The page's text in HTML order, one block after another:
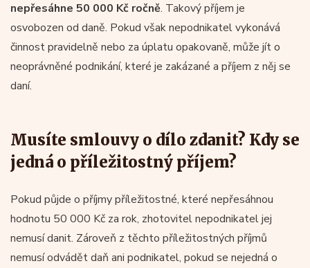
nepřesáhne 50 000 Kč ročně. Takový příjem je
osvobozen od daně. Pokud však nepodnikatel vykonává
činnost pravidelně nebo za úplatu opakovaně, může jít o
neoprávněné podnikání, které je zakázané a příjem z něj se
daní.
Musíte smlouvy o dílo zdanit? Kdy se
jedná o příležitostný příjem?
Pokud půjde o příjmy příležitostné, které nepřesáhnou
hodnotu 50 000 Kč za rok, zhotovitel nepodnikatel jej
nemusí danit. Zároveň z těchto příležitostných příjmů
nemusí odvádět daň ani podnikatel, pokud se nejedná o